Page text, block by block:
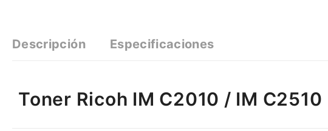
Descripción Especificaciones
Toner Ricoh IM C2010 / IM